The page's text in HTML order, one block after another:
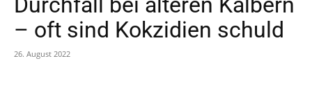
– oft sind Kokzidien schuld
26. August 2022